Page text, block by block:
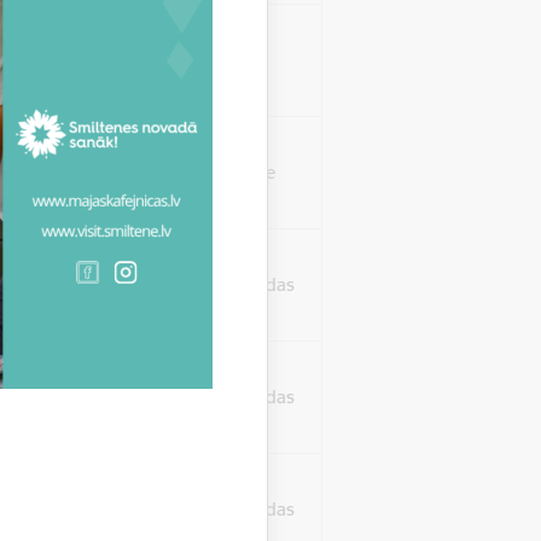
datu iegūšanai
līmeni. 1 minūte
datu iegūšanai
24 stundas
kas tiek
24 stundas
24 stundas